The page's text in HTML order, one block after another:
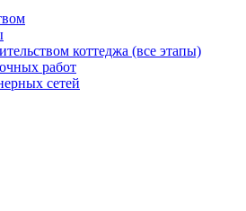
коттеджа (все этапы)
работ
сетей